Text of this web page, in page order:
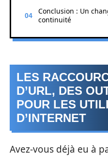
Conclusion : Un
continuité
LES
D’URL, DES
POUR LES
D’INTERNET
Avez-vous déjà eu à